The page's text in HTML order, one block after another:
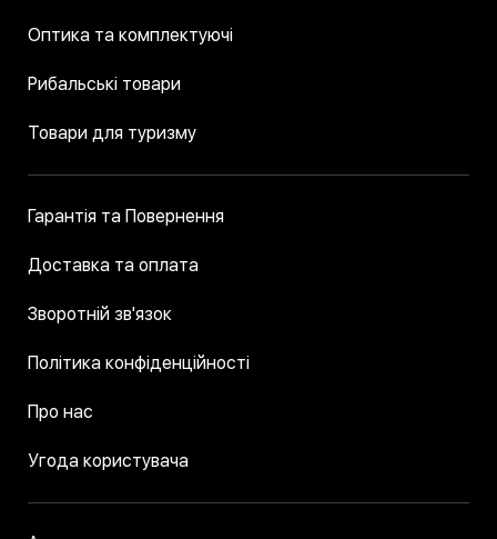
Оптика та комплектуючі
Рибальські товари
Товари для туризму
Гарантія та Повернення
Доставка та оплата
Зворотній зв'язок
Політика конфіденційності
Про нас
Угода користувача